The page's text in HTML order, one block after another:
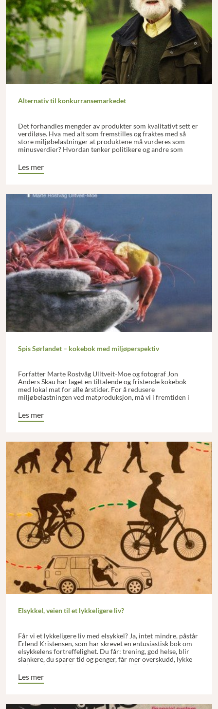
Alternativ til konkurransemarkedet
Det forhandles mengder av produkter som kvalitativt sett er
verdiløse. Hva med alt som fremstilles og fraktes med så
store miljøbelastninger at produktene må vurderes som
minusverdier? Hvordan tenker politikere og andre som
Les mer
Spis Sørlandet – kokebok med miljøperspektiv
Forfatter Marte Rostvåg Ulltveit-Moe og fotograf Jon
Anders Skau har laget en tiltalende og fristende kokebok
med lokal mat for alle årstider. For å redusere
miljøbelastningen ved matproduksjon, må vi i fremtiden i
oppskriftene avspeiler dette.
Les mer
Elsykkel, veien til et lykkeligere liv?
Får vi et lykkeligere liv med elsykkel? Ja, intet mindre, påstår
Erlend Kristensen, som har skrevet en entusiastisk bok om
elsykkelens fortreffelighet. Du får: trening, god helse, blir
slankere, du sparer tid og penger, får mer overskudd, lykke
og lyst på sex, på livet, ja på det meste. Og kanskje det
viktigste; en vanlig sykkel lar du gjerne stå, elsykkelen blir
brukt!
Les mer